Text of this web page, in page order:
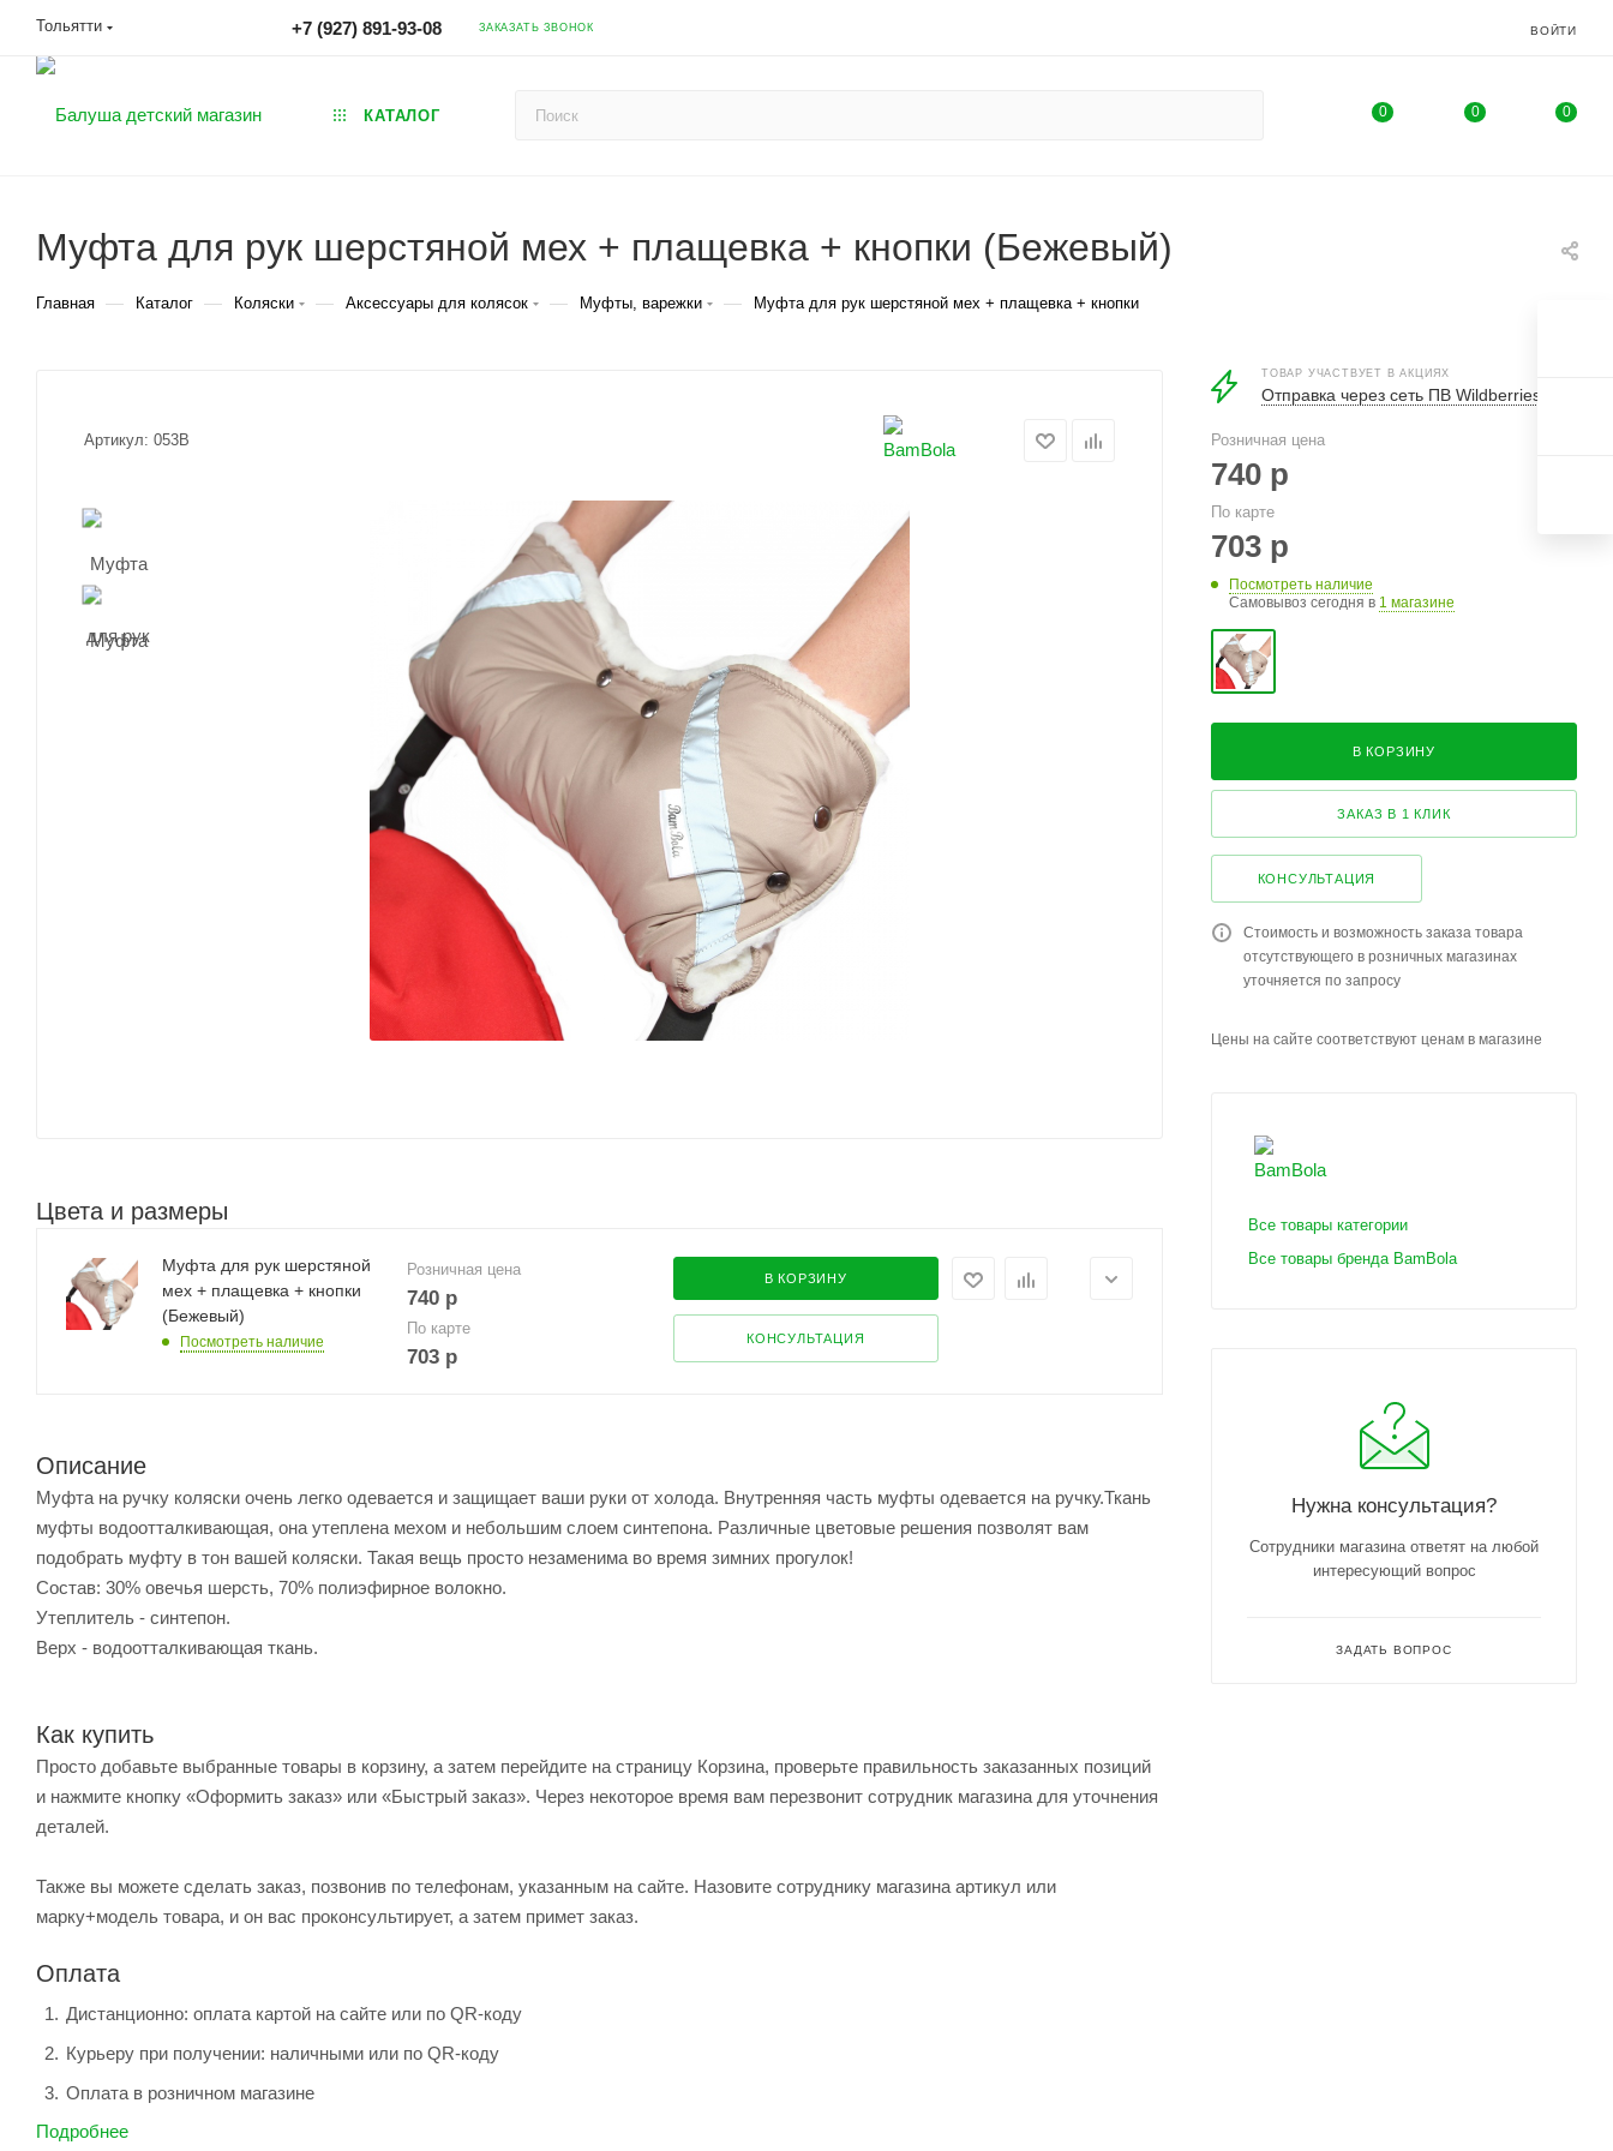
Тольятти +7 (927) 891-93-08 ЗАКАЗАТЬ ЗВОНОК ВОЙТИ
КАТАЛОГ 0 0 0
Муфта для рук шерстяной мех + плащевка + кнопки (Бежевый)
Главная — Каталог — Коляски — Аксессуары для колясок — Муфты, варежки — Муфта для рук шерстяной мех + плащевка + кнопки
Артикул: 053В
Цвета и размеры
Муфта для рук шерстяной
мех + плащевка + кнопки
(Бежевый)
Посмотреть наличие
Розничная цена
740р
По карте
703р
В КОРЗИНУ
КОНСУЛЬТАЦИЯ
Описание
Муфта на ручку коляски очень легко одевается и защищает ваши руки от холода. Внутренняя часть муфты одевается на ручку.Ткань
муфты водоотталкивающая, она утеплена мехом и небольшим слоем синтепона. Различные цветовые решения позволят вам
подобрать муфту в тон вашей коляски. Такая вещь просто незаменима во время зимних прогулок!
Состав: 30% овечья шерсть, 70% полиэфирное волокно.
Утеплитель - синтепон.
Верх - водоотталкивающая ткань.
Как купить
Просто добавьте выбранные товары в корзину, а затем перейдите на страницу Корзина, проверьте правильность заказанных позиций
и нажмите кнопку «Оформить заказ» или «Быстрый заказ». Через некоторое время вам перезвонит сотрудник магазина для уточнения
деталей.
Также вы можете сделать заказ, позвонив по телефонам, указанным на сайте. Назовите сотруднику магазина артикул или
марку+модель товара, и он вас проконсультирует, а затем примет заказ.
Оплата
Дистанционно: оплата картой на сайте или по QR-коду
Курьеру при получении: наличными или по QR-коду
Оплата в розничном магазине
Подробнее
ТОВАР УЧАСТВУЕТ В АКЦИЯХ
Отправка через сеть ПВ Wildberries
Розничная цена
740 р
По карте
703 р
Посмотреть наличие
Самовывоз сегодня в 1 магазине
В КОРЗИНУ
ЗАКАЗ В 1 КЛИК
КОНСУЛЬТАЦИЯ
Стоимость и возможность заказа товара
отсутствующего в розничных магазинах
уточняется по запросу
Цены на сайте соответствуют ценам в магазине
Все товары категории
Все товары бренда BamBola
Нужна консультация?
Сотрудники магазина ответят на любой
интересующий вопрос
ЗАДАТЬ ВОПРОС